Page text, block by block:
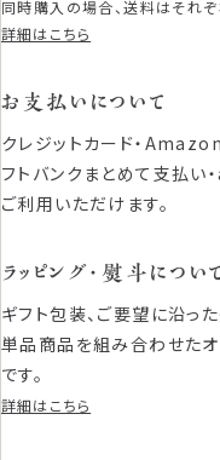
同時購入の場合、送料はそれぞ
詳細はこちら
お支払いについて
クレジットカード・
フトバンクまとめて支払い
ご利用いただけます。
ラッピング・熨斗につい
ギフト包装、ご要望に沿っ
単品商品を組み合わせた
です。
詳細はこちら